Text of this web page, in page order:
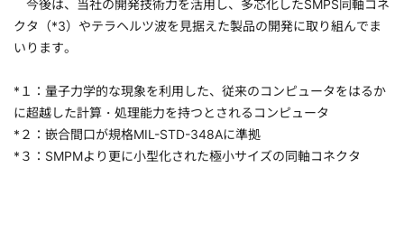
今後は、当社の開発技術力を活用し、多芯化したSMPS同軸コネ
クタ（*3）やテラヘルツ波を見据えた製品の開発に取り組んでま
いります。
*１：量子力学的な現象を利用した、従来のコンピュータをはるか
に超越した計算・処理能力を持つとされるコンピュータ
*２：嵌合間口が規格MIL-STD-348Aに準拠
*３：SMPMより更に小型化された極小サイズの同軸コネクタ